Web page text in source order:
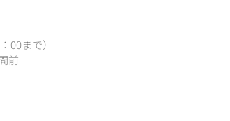
00まで）
前